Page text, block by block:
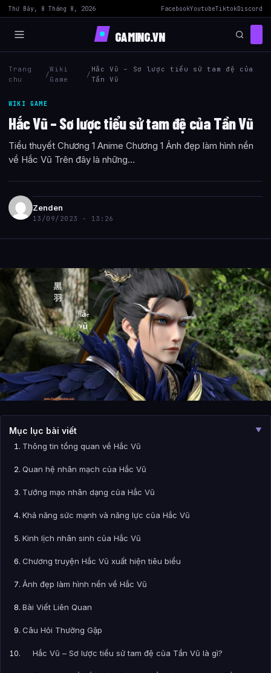
Thứ Bảy, 8 Tháng 8, 2026 FacebookYoutubeTiktokDiscord
GAMING.VN
Trang
chu
/
Wiki
Game
/
Hắc Vũ – Sơ lược tiểu sử tam đệ của
Tần Vũ
WIKI GAME
Hắc Vũ – Sơ lược tiểu sử tam đệ của Tần Vũ
Tiểu thuyết Chương 1 Anime Chương 1 Ảnh đẹp làm hình nền
về Hắc Vũ Trên đây là những...
Zenden
13/09/2023 - 13:26
Mục lục bài viết ▼
Thông tin tổng quan về Hắc Vũ
Quan hệ nhân mạch của Hắc Vũ
Tướng mạo nhân dạng của Hắc Vũ
Khả năng sức mạnh và năng lực của Hắc Vũ
Kinh lịch nhân sinh của Hắc Vũ
Chương truyện Hắc Vũ xuất hiện tiêu biểu
Ảnh đẹp làm hình nền về Hắc Vũ
Bài Viết Liên Quan
Câu Hỏi Thường Gặp
Hắc Vũ – Sơ lược tiểu sử tam đệ của Tần Vũ là gì?